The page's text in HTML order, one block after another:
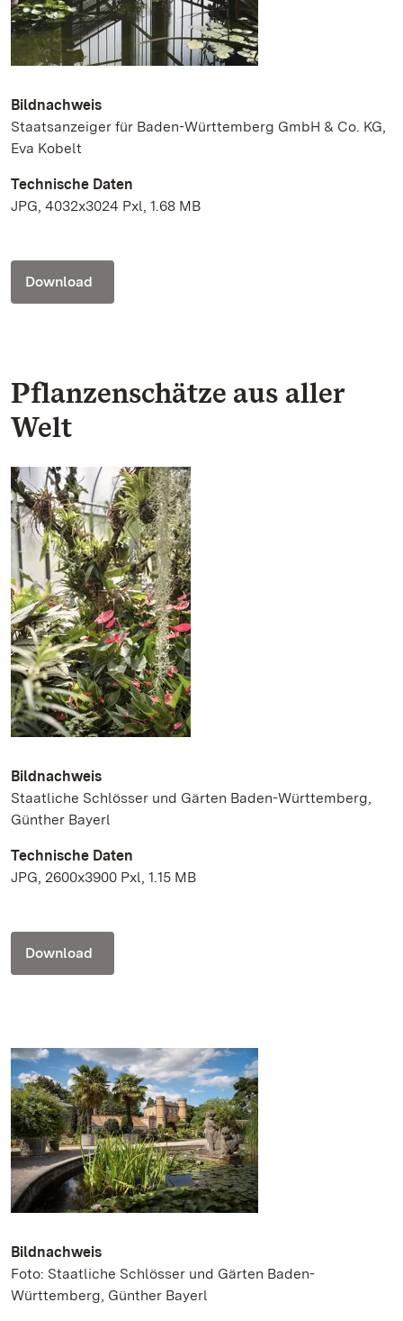
Bildnachweis
Staatsanzeiger für Baden-Württemberg GmbH & Co. KG,
Eva Kobelt
Technische Daten
JPG, 4032x3024 Pxl, 1.68 MB
Download
Pflanzenschätze aus aller
Welt
Bildnachweis
Staatliche Schlösser und Gärten Baden-Württemberg,
Günther Bayerl
Technische Daten
JPG, 2600x3900 Pxl, 1.15 MB
Download
Bildnachweis
Foto: Staatliche Schlösser und Gärten Baden-
Württemberg, Günther Bayerl